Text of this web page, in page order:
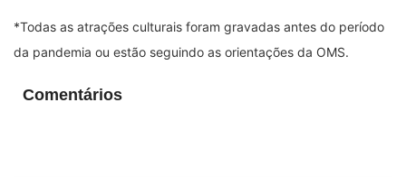
*Todas as atrações culturais foram gravadas antes do período
da pandemia ou estão seguindo as orientações da OMS.
Comentários